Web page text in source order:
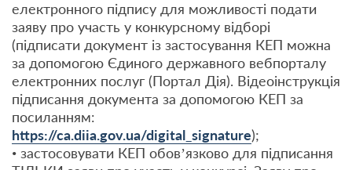
електронного підпису для можливості подати
заяву про участь у конкурсному відборі
(підписати документ із застосування КЕП можна
за допомогою Єдиного державного вебпорталу
електронних послуг (Портал Дія). Відеоінструкція
підписання документа за допомогою КЕП за
посиланням:
https://ca.diia.gov.ua/digital_signature);
• застосовувати КЕП обов’язково для підписання